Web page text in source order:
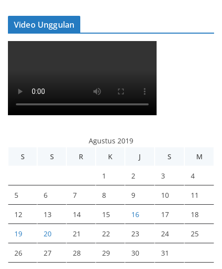
Video Unggulan
Agustus 2019
S
S R K J S M
1 2 3 4
5 6 7 8 9 10 11
12 13 14 15 16 17 18
19 20 21 22 23 24 25
26 27 28 29 30 31